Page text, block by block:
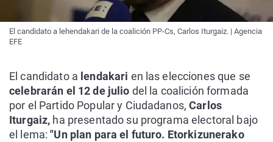
El candidato a lehendakari de la coalición PP-Cs, Carlos Iturgaiz. | Agencia
EFE
El candidato a lendakari en las elecciones que se
celebrarán el 12 de julio del la coalición formada
por el Partido Popular y Ciudadanos,Carlos
Iturgaiz, ha presentado su programa electoral bajo
el lema: "Un plan para el futuro. Etorkizunerako